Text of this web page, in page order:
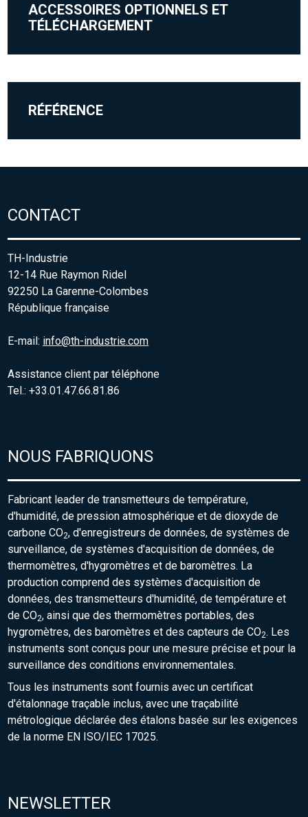
ACCESSOIRES OPTIONNELS ET
TÉLÉCHARGEMENT
RÉFÉRENCE
CONTACT
TH-Industrie
12-14 Rue Raymon Ridel
92250 La Garenne-Colombes
République française
E-mail: info@th-industrie.com
Assistance client par téléphone
Tel.: +33.01.47.66.81.86
NOUS FABRIQUONS
Fabricant leader de transmetteurs de température,
d'humidité, de pression atmosphérique et de dioxyde de
carbone CO2, d'enregistreurs de données, de systèmes de
surveillance, de systèmes d'acquisition de données, de
thermomètres, d'hygromètres et de baromètres. La
production comprend des systèmes d'acquisition de
données, des transmetteurs d'humidité, de température et
de CO2, ainsi que des thermomètres portables, des
hygromètres, des baromètres et des capteurs de CO2. Les
instruments sont conçus pour une mesure précise et pour la
surveillance des conditions environnementales.
Tous les instruments sont fournis avec un certificat
d'étalonnage traçable inclus, avec une traçabilité
métrologique déclarée des étalons basée sur les exigences
de la norme EN ISO/IEC 17025.
NEWSLETTER